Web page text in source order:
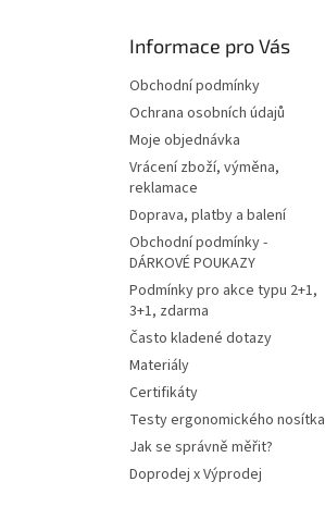
Informace pro Vás
Obchodní podmínky
Ochrana osobních údajů
Moje objednávka
Vrácení zboží, výměna,
reklamace
Doprava, platby a balení
Obchodní podmínky -
DÁRKOVÉ POUKAZY
Podmínky pro akce typu 2+1,
3+1, zdarma
Často kladené dotazy
Materiály
Certifikáty
Testy ergonomického nosítka
Jak se správně měřit?
Doprodej x Výprodej